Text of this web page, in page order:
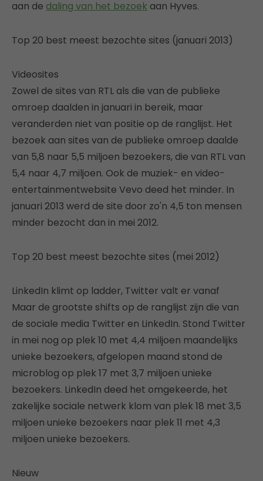
aan de daling van het bezoek aan Hyves.
Top 20 best meest bezochte sites (januari 2013)
Videosites
Zowel de sites van RTL als die van de publieke
omroep daalden in januari in bereik, maar
veranderden niet van positie op de ranglijst. Het
bezoek aan sites van de publieke omroep daalde
van 5,8 naar 5,5 miljoen bezoekers, die van RTL van
5,4 naar 4,7 miljoen. Ook de muziek- en video-
entertainmentwebsite Vevo deed het minder. In
januari 2013 werd de site door zo'n 4,5 ton mensen
minder bezocht dan in mei 2012.
Top 20 best meest bezochte sites (mei 2012)
LinkedIn klimt op ladder, Twitter valt er vanaf
Maar de grootste shifts op de ranglijst zijn die van
de sociale media Twitter en LinkedIn. Stond Twitter
in mei nog op plek 10 met 4,4 miljoen maandelijks
unieke bezoekers, afgelopen maand stond de
microblog op plek 17 met 3,7 miljoen unieke
bezoekers. LinkedIn deed het omgekeerde, het
zakelijke sociale netwerk klom van plek 18 met 3,5
miljoen unieke bezoekers naar plek 11 met 4,3
miljoen unieke bezoekers.
Nieuw